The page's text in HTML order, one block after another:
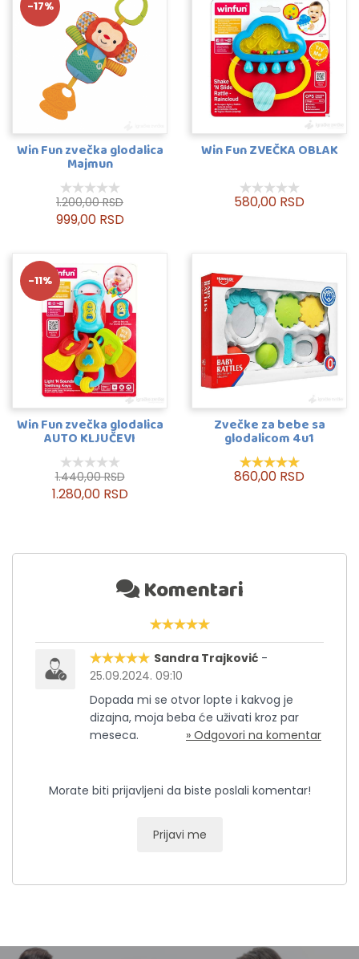
-17%
Win Fun zvečka glodalica
Majmun
1.200,00 RSD
999,00 RSD
Win Fun ZVEČKA OBLAK
580,00 RSD
-11%
Win Fun zvečka glodalica
AUTO KLJUČEVI
1.440,00 RSD
1.280,00 RSD
Zvečke za bebe sa
glodalicom 4u1
860,00 RSD
Komentari
Sandra Trajković -
25.09.2024. 09:10
Dopada mi se otvor lopte i kakvog je
dizajna, moja beba će uživati kroz par
meseca.
» Odgovori na komentar
Morate biti prijavljeni da biste poslali komentar!
Prijavi me